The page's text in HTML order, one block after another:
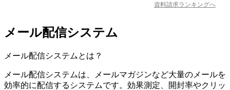
資料請求ランキングへ
メール配信システム
メール配信システム とは？
メール配信システムは、メールマガジンなど大量のメールを
効率的に配信するシステムです。効果測定、開封率やクリッ